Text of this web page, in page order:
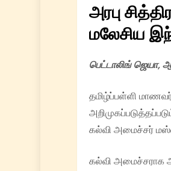
அரபு
மலேசிய
பெட்டாலிங் ஜெயா,
தமிழ்ப்பள்ளி
கல்வி அமைச்சர்
கல்வி அமைச்சராக